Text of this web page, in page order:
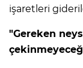
işaretleri
"Gereken